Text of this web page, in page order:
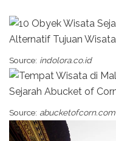
Source: indolora.co.id
Source: abucketofcorn.com